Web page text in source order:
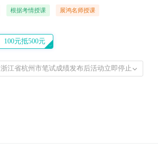
根据考情授课 展鸿名师授课
100元抵500元
浙江省杭州市笔试成绩发布后活动立即停止